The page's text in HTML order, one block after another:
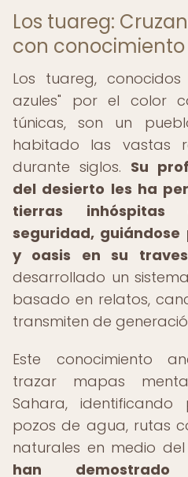
Los tuareg:
con
Los tuareg,
azules" por el color
túnicas, son un
habitado las vastas
durante siglos. Su
del desierto les ha
tierras
seguridad, guiándose
y oasis en su
desarrollado un
basado en relatos,
transmiten de
Este conocimiento
trazar mapas
Sahara,
pozos de agua, rutas
naturales en medio del
han